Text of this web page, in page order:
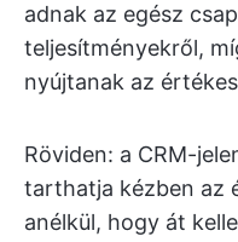
adnak az egész
teljesítményekről,
nyújtanak az
Röviden: a CRM-
tarthatja kézben az
anélkül, hogy át